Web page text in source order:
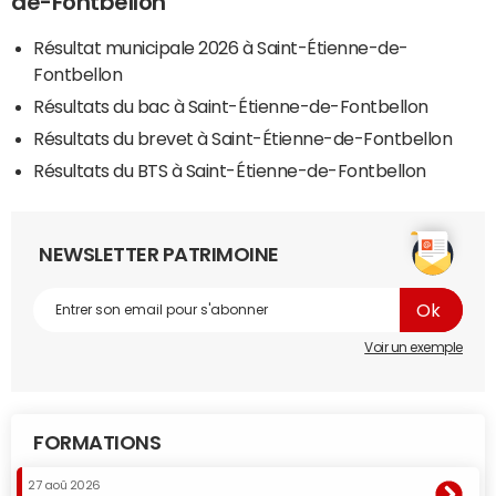
Résultat municipale 2026 à Saint-Étienne-de-
Fontbellon
Résultats du bac à Saint-Étienne-de-Fontbellon
Résultats du brevet à Saint-Étienne-de-Fontbellon
Résultats du BTS à Saint-Étienne-de-Fontbellon
NEWSLETTER PATRIMOINE
Voir un exemple
FORMATIONS
27 aoû 2026